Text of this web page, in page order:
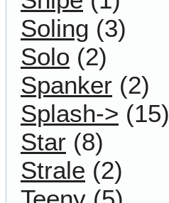
Soling (3)
Solo (2)
Spanker (2)
Splash-> (15)
Star (8)
Strale (2)